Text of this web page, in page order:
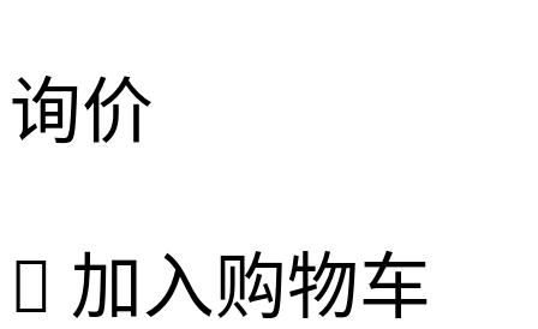
询价
 加入购物车